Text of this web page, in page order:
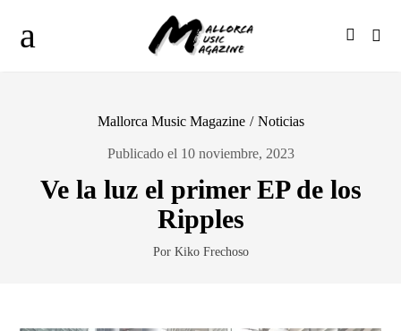
Mallorca Music Magazine / Noticias
Publicado el 10 noviembre, 2023
Ve la luz el primer EP de los
Ripples
Por Kiko Frechoso